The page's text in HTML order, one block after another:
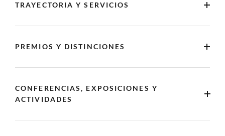
TRAYECTORIA Y SERVICIOS
PREMIOS Y DISTINCIONES
CONFERENCIAS, EXPOSICIONES Y
ACTIVIDADES